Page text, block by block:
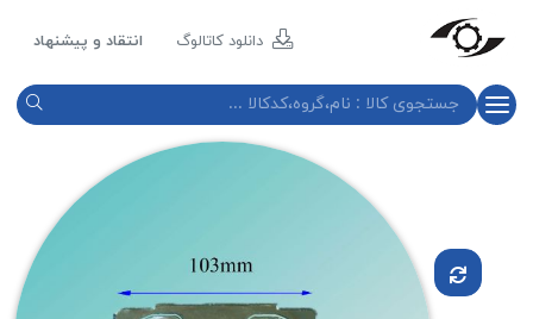
دانلود کاتالوگ انتقاد و پیشنهاد